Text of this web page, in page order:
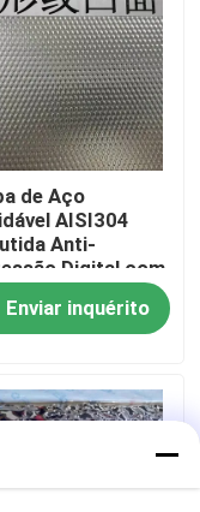
de Aço
AISI304
Anti-
Digital com
de 0,4 - 3,0
Aplicações
Enviar inquérito